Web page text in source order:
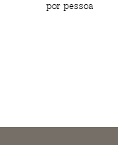
por pessoa